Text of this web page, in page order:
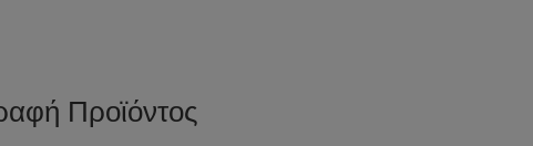
Προϊόντος